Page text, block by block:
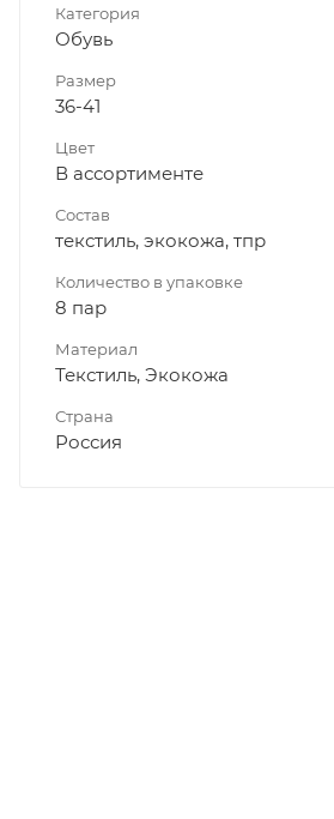
Категория
Обувь
Размер
36-41
Цвет
В ассортименте
Состав
текстиль, экокожа, тпр
Количество в упаковке
8 пар
Материал
Текстиль, Экокожа
Страна
Россия